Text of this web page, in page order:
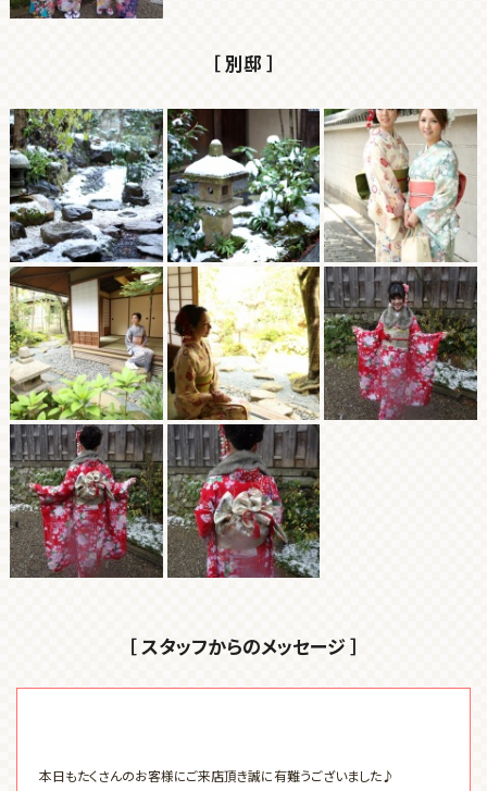
［ 別邸 ］
［ スタッフからのメッセージ ］
本日もたくさんのお客様にご来店頂き誠に有難うございました♪